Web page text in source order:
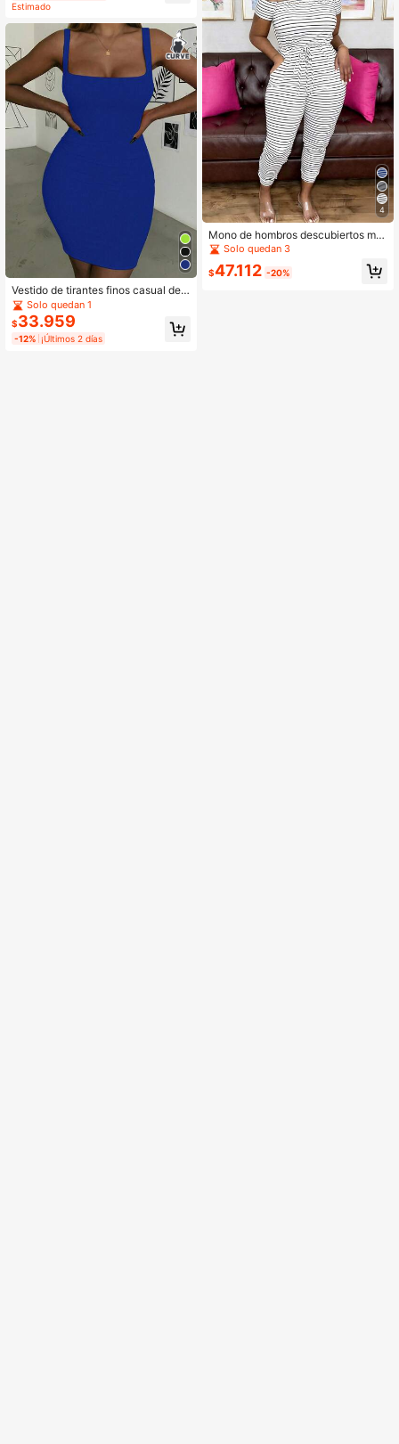
Estimado
Vestido de tirantes finos casual de u
nicolor para mujer talla grande, eleg
ante para fiesta de verano
Solo quedan 1
$33.959
-12% ¡Últimos 2 días
4
Mono de hombros descubiertos min
imalista a rayas blanco de verano p
Solo quedan 3
$47.112 -20%